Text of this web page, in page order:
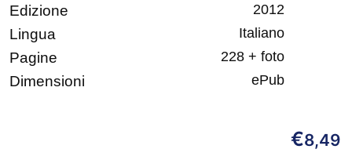
Edizione 2012
Lingua Italiano
Pagine 228 + foto
Dimensioni ePub
€8,49